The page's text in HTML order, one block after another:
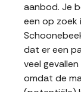
aanbod. Je
een op zoek
dat er een
veel
omdat de